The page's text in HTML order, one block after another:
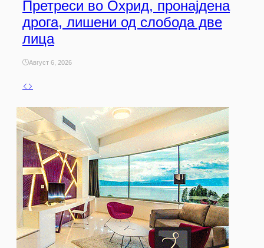
Претреси во Охрид, пронајдена
дрога, лишени од слобода две
лица
Август 6, 2026